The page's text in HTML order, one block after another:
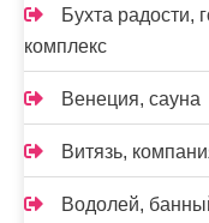
Бухта радости,
комплекс
Венеция, сауна
Витязь,
Водолей,